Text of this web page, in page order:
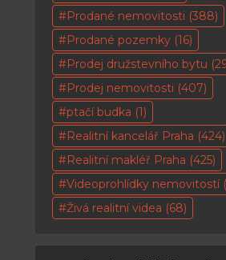
Prodané nemovitosti (388)
Prodané pozemky (16)
Prodej družstevního bytu
Prodej nemovitosti (407)
ptačí budka (1)
Realitní kancelář Praha (424)
Realitní makléř Praha (425)
Videoprohlídky nemovitostí
Živá realitní videa (68)